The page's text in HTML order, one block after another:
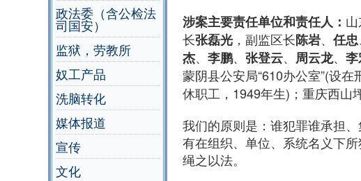
政法委（含公检法
司国安）
监狱，劳教所
奴工产品
洗脑转化
媒体报道
宣传
文化
涉案主要责任单位和责任人：
长张磊光 ，副监区长陈岩、 任忠、
杰、 李鹏、 张登云、 周云龙、
蒙阴县公安局“610办公室”(设
休职工，1949年生)；重庆西山
我们的原则是：谁犯罪谁承担
有在组织、单位、系统名义下
绳之以法。